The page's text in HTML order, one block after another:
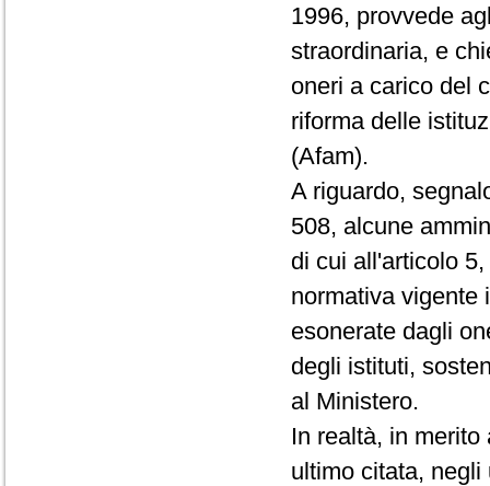
1996, provvede
straordinaria, e
oneri a carico del
riforma delle
(Afam).
A riguardo,
508, alcune
di cui all'articolo
normativa vigente
esonerate dagli
degli istituti,
al Ministero.
In realtà, in
ultimo citata,